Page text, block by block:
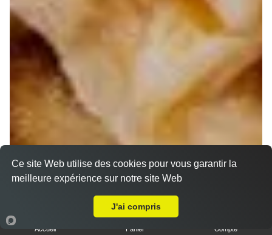
Accueil Panier Compte
Ce site Web utilise des cookies pour vous garantir la
meilleure expérience sur notre site Web
J'ai compris